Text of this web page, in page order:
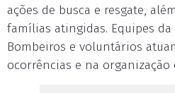
ações de busca e resgate,
famílias atingidas. Equipes da
Bombeiros e voluntários
ocorrências e na